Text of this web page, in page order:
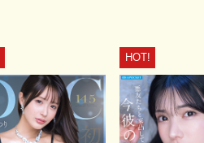
HOT!